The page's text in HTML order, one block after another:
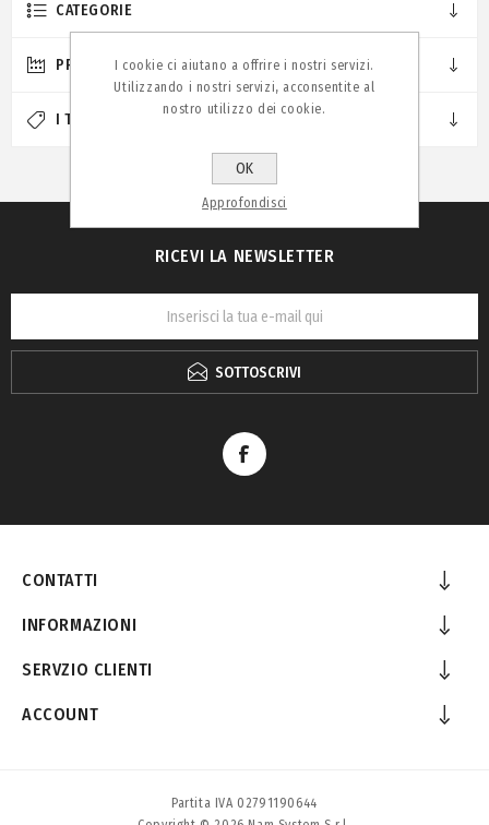
CATEGORIE
PRODUTTORI
I TAG PIÙ POPOLARI
RICEVI LA NEWSLETTER
SOTTOSCRIVI
CONTATTI
INFORMAZIONI
SERVZIO CLIENTI
ACCOUNT
Partita IVA 02791190644
I cookie ci aiutano a offrire i nostri servizi.
Utilizzando i nostri servizi, acconsentite al
nostro utilizzo dei cookie.
OK
Approfondisci